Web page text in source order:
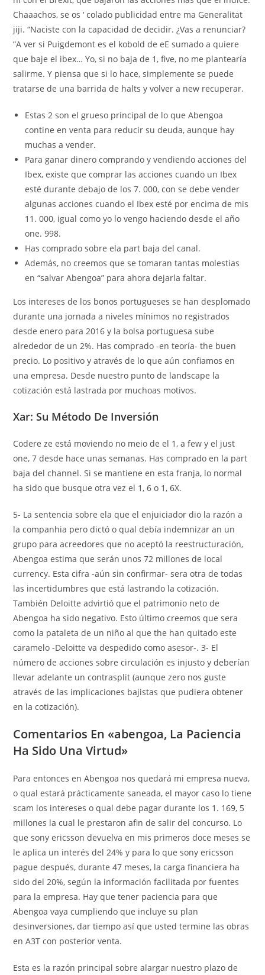
Chaaachos, se os ‘ colado publicidad entre ma Generalitat
jiji. “Naciste con la capacidad de decidir. ¿Vas a renunciar?
“A ver si Puigdemont es el kobold de eE sumado a quiere
que baje el ibex… Yo, si no baja de 1, five, no me plantearía
salirme. Y piensa que si lo hace, simplemente se puede
tratarse de una barrida de halts y volver a new recuperar.
Estas 2 son el grueso principal de lo que Abengoa
contine en venta para reducir su deuda, aunque hay
muchas a vender.
Para ganar dinero comprando y vendiendo acciones del
Ibex, existe que comprar las acciones cuando un Ibex
esté durante debajo de los 7. 000, con se debe vender
algunas acciones cuando el Ibex esté por encima de mis
11. 000, igual como yo lo vengo haciendo desde el año
one. 998.
Has comprado sobre ela part baja del canal.
Además, no creemos que se tomaran tantas molestias
en “salvar Abengoa” para ahora dejarla faltar.
Los intereses de los bonos portugueses se han desplomado
durante una jornada a niveles mínimos no registrados
desde enero para 2016 y la bolsa portuguesa sube
alrededor de un 2%. Has comprado -en teoría- the buen
precio. Lo positivo y através de lo que aún confiamos en
una empresa. Desde nuestro punto de landscape la
cotización está lastrada por muchoas motivos.
Xar: Su Método De Inversión
Codere ze está moviendo no meio de el 1, a few y el just
one, 7 desde hace unas semanas. Has comprado en la part
baja del channel. Si se mantiene en esta franja, lo normal
ha sido que busque otra vez el 1, 6 o 1, 6X.
5- La sentencia sobre ela que el enjuiciador dio la razón a
la companhia pero dictó o qual debía indemnizar an un
grupo para acreedores que no aceptó la reestructuración,
Abengoa estima que serán unos 72 millones de local
currency. Esta cifra -aún sin confirmar- sera otra de todas
las incertidumbres que está lastrando la cotización.
También Deloitte advirtió que el patrimonio neto de
Abengoa ha sido negativo. Esto último creemos que sera
como la pataleta de un niño al que the han quitado este
caramelo -Deloitte va despedido como asesor-. 3- El
número de acciones sobre circulación es injusto y deberían
llevar adelante un contrasplit (aunque zero nos guste
através de las implicaciones bajistas que pudiera obtener
en la cotización).
Comentarios En «abengoa, La Paciencia
Ha Sido Una Virtud»
Para entonces en Abengoa nos quedará mi empresa nueva,
o qual estará prácticamente saneada, el mayor caso lo tiene
scam los intereses o qual debe pagar durante los 1. 169, 5
millones la cual le prestaron afin de salir del concurso. Lo
que sony ericsson devuelva en mis primeros doce meses se
le aplica un interés del 24% y para lo que sony ericsson
pague después, durante 47 meses, la carga financiera ha
sido del 20%, según la información facilitada por fuentes
para la empresa. Hay que tener paciencia para que
Abengoa vaya cumpliendo que incluye su plan
desinversiones, dar tiempo así que usted termine las obras
en A3T con posterior venta.
Esta es la razón principal sobre alargar nuestro plazo de